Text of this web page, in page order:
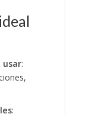
usar:
: